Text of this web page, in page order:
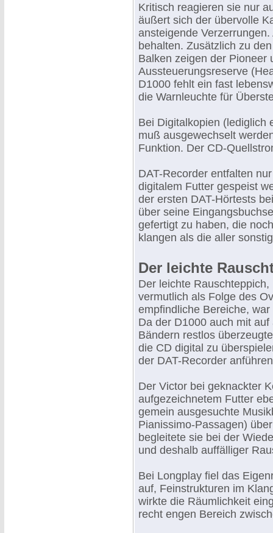
Kritisch reagieren sie nur
äußert sich der übervolle
ansteigende
behalten. Zusätzlich zu
Balken zeigen der Pioneer
Aussteuerungsreserve
D1000 fehlt ein fast
die Warnleuchte für
Bei Digitalkopien (lediglich
muß ausgewechselt
Funktion. Der CD-
DAT-Recorder entfalten
digitalem Futter gespeist
der ersten DAT-Hörtests
über seine
gefertigt zu haben, die
klangen als die aller
Der leichte
Der leichte
vermutlich als Folge des
empfindliche Bereiche,
Da der D1000 auch mit
Bändern restlos
die CD digital zu
der DAT-Recorder
Der Victor bei geknackter
aufgezeichnetem Futter
gemein ausgesuchte
Pianissimo-Passagen)
begleitete sie bei der
und deshalb auffälliger
Bei Longplay fiel das
auf, Feinstrukturen im
wirkte die Räumlichkeit
recht engen Bereich